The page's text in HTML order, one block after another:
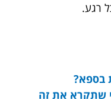
רגע.
בספא?
שתקרא את זה